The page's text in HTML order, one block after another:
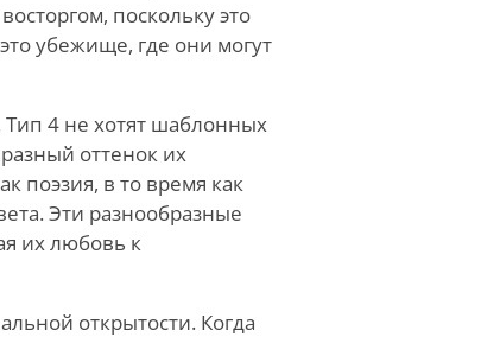
поскольку это
убежище, где они могут
Тип 4 не хотят шаблонных
оттенок их
поэзия, в то время как
Эти разнообразные
их любовь к
открытости. Когда